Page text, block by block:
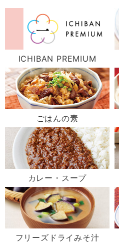
ICHIBAN PREMIUM
ごはんの素
カレー・スープ
フリーズドライみそ汁